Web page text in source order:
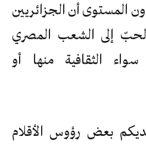
المستوى أن الجزائريين
إلى الشعب المصري
الثقافية منها أو
بعض رؤوس الأقلام